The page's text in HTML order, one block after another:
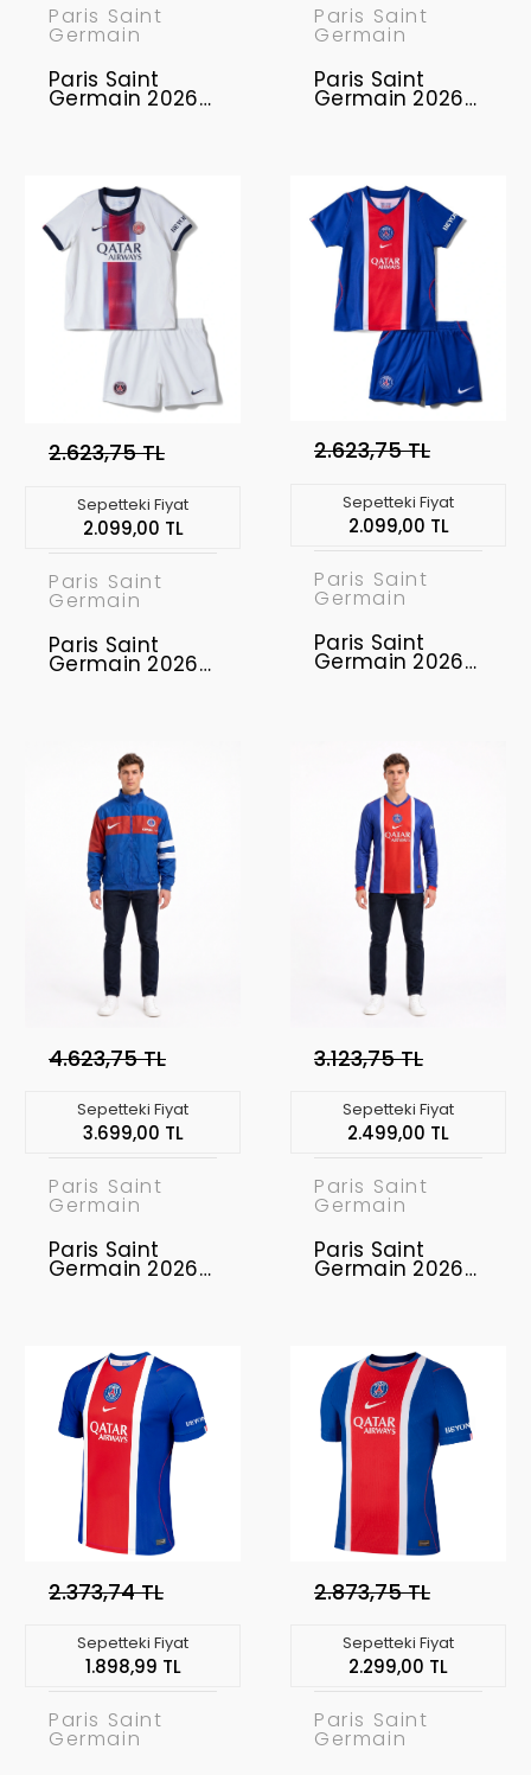
Paris Saint
Germain
Paris Saint
Germain 2026-
Paris Saint
Germain
Paris Saint
Germain 2026-
2.623,75 TL
Sepetteki Fiyat
2.099,00 TL
Paris Saint
Germain
Paris Saint
Germain 2026-
2.623,75 TL
Sepetteki Fiyat
2.099,00 TL
Paris Saint
Germain
Paris Saint
Germain 2026-
4.623,75 TL
Sepetteki Fiyat
3.699,00 TL
Paris Saint
Germain
Paris Saint
Germain 2026-
3.123,75 TL
Sepetteki Fiyat
2.499,00 TL
Paris Saint
Germain
Paris Saint
Germain 2026-
2.373,74 TL
Sepetteki Fiyat
1.898,99 TL
Paris Saint
Germain
2.873,75 TL
Sepetteki Fiyat
2.299,00 TL
Paris Saint
Germain